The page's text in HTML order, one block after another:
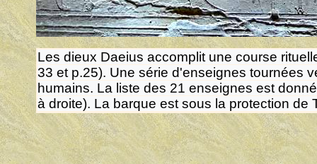
Les dieux Daeius accomplit une course
33 et p.25). Une série d'enseignes tournées
humains. La liste des 21 enseignes est
à droite). La barque est sous la protection